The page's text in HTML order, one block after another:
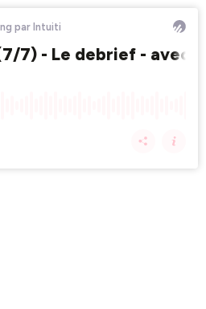
par Intuiti
7) - Le debrief - avec